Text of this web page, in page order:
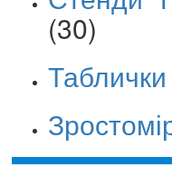
(30)